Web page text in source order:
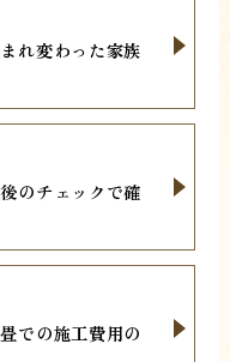
れ変わった家族
のチェックで確
での施工費用の